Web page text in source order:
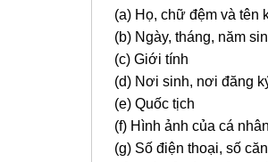
(a) Họ, chữ đệm và tên
(b) Ngày, tháng, năm
(c) Giới tính
(d) Nơi sinh, nơi đăng
(e) Quốc tịch
(f) Hình ảnh của cá nhân
(g) Số điện thoại, số